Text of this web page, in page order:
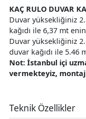
KAÇ RULO DUVAR
Duvar yüksekliğiniz
kağıdı ile 6,37 mt
Duvar yüksekliğiniz
duvar kağıdı ile
Not: İstanbul içi
vermekteyiz,
Teknik Özellikler